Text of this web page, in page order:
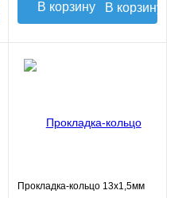
В корзину
Прокладка-кольцо 13х1,5мм